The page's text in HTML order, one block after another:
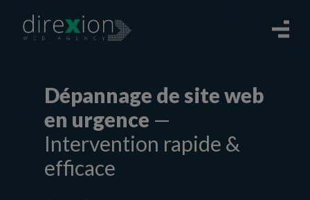
Dépannage de site web
en urgence —
Intervention rapide &
efficace